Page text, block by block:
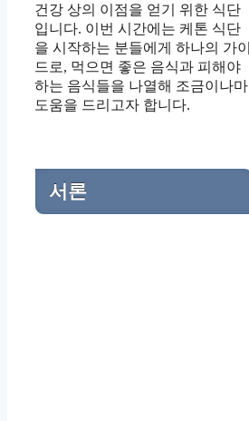
건강 상의 이점을 얻기 위한 식단
입니다. 이번 시간에는 케톤 식단
을 시작하는 분들에게 하나의 가이
드로, 먹으면 좋은 음식과 피해야
하는 음식들을 나열해 조금이나마
도움을 드리고자 합니다.
서론